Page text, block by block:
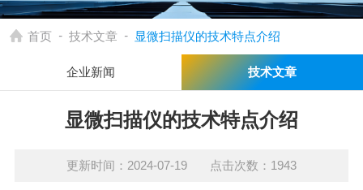
首页 - 技术文章 - 显微扫描仪的技术特点介绍
企业新闻 技术文章
显微扫描仪的技术特点介绍
更新时间：2024-07-19 点击次数：1943